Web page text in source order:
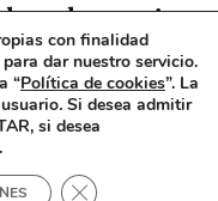
es casi
entre
mental
Redacción EM
con finalidad
dar nuestro servicio.
“Política de cookies”. La
. Si desea admitir
si desea
Cerrar el banner